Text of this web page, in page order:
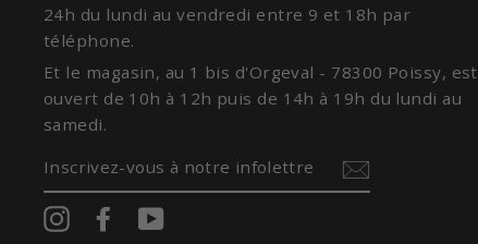
24h du lundi au vendredi entre 9 et 18h par
téléphone.
Et le magasin, au 1 bis d'Orgeval - 78300 Poissy, est
ouvert de 10h à 12h puis de 14h à 19h du lundi au
samedi.
VOUS
À
NOTRE
INFOLETTRE
InstagramFacebook